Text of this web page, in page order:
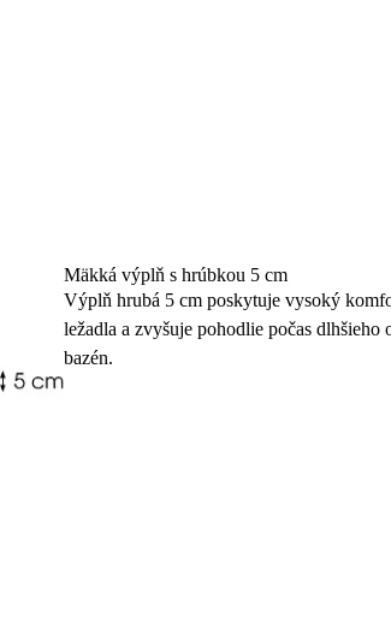
Mäkká výplň s hrúbkou 5 cm
Výplň hrubá 5 cm poskytuje vysoký
ležadla a zvyšuje pohodlie počas
bazén.